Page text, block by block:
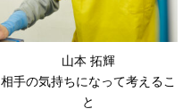
山本 拓輝
相手の気持ちになって考えるこ
と